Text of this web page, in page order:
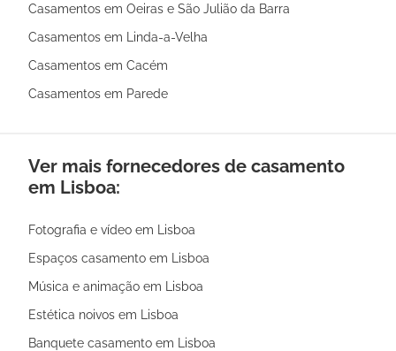
Casamentos em Oeiras e São Julião da Barra
Casamentos em Linda-a-Velha
Casamentos em Cacém
Casamentos em Parede
Ver mais fornecedores de casamento
em Lisboa:
Fotografia e vídeo em Lisboa
Espaços casamento em Lisboa
Música e animação em Lisboa
Estética noivos em Lisboa
Banquete casamento em Lisboa